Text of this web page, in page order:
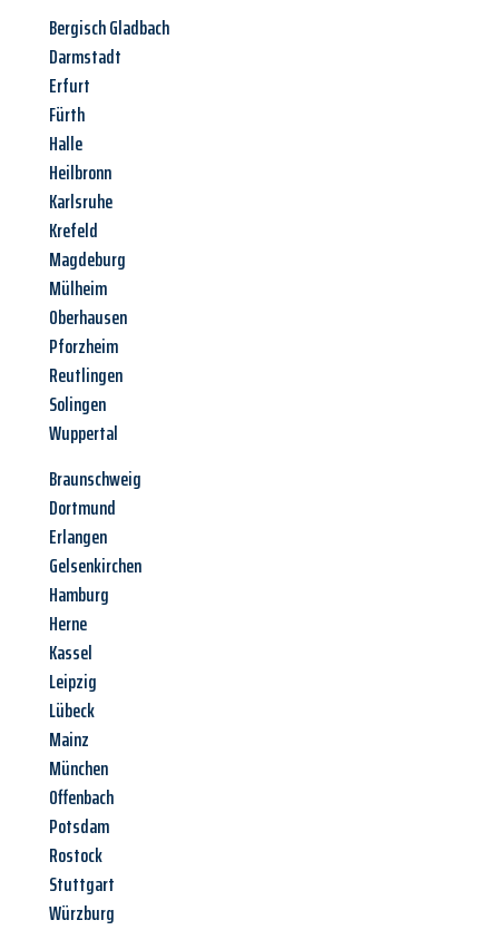
Bergisch Gladbach
Darmstadt
Erfurt
Fürth
Halle
Heilbronn
Karlsruhe
Krefeld
Magdeburg
Mülheim
Oberhausen
Pforzheim
Reutlingen
Solingen
Wuppertal
Braunschweig
Dortmund
Erlangen
Gelsenkirchen
Hamburg
Herne
Kassel
Leipzig
Lübeck
Mainz
München
Offenbach
Potsdam
Rostock
Stuttgart
Würzburg